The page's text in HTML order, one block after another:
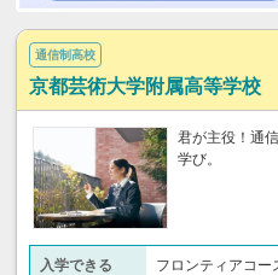
通信制高校
京都芸術大学附属高等学校
君が主役！通
学び。
入学できる
フロンティアコー